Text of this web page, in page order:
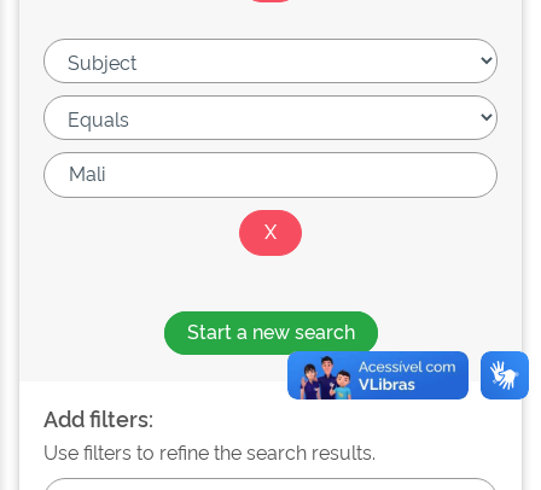
Start a new search
Add filters:
Use filters to refine the search results.